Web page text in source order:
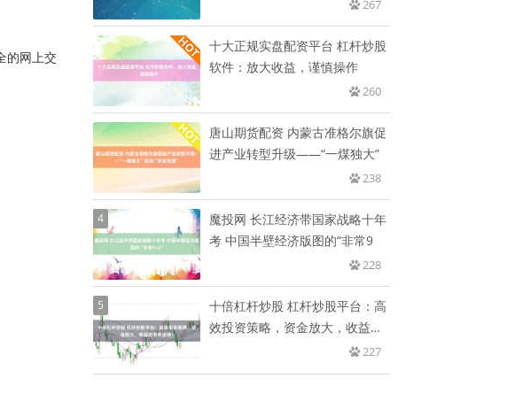
的网上交
267
十大正规实盘配资平台 杠杆炒股
软件：放大收益，谨慎操作
260
唐山期货配资 内蒙古准格尔旗促
进产业转型升级——“一煤独大”
238
4
魔投网 长江经济带国家战略十年
考 中国半壁经济版图的“非常9
228
5
十倍杠杆炒股 杠杆炒股平台：高
效投资策略，资金放大，收益倍
227